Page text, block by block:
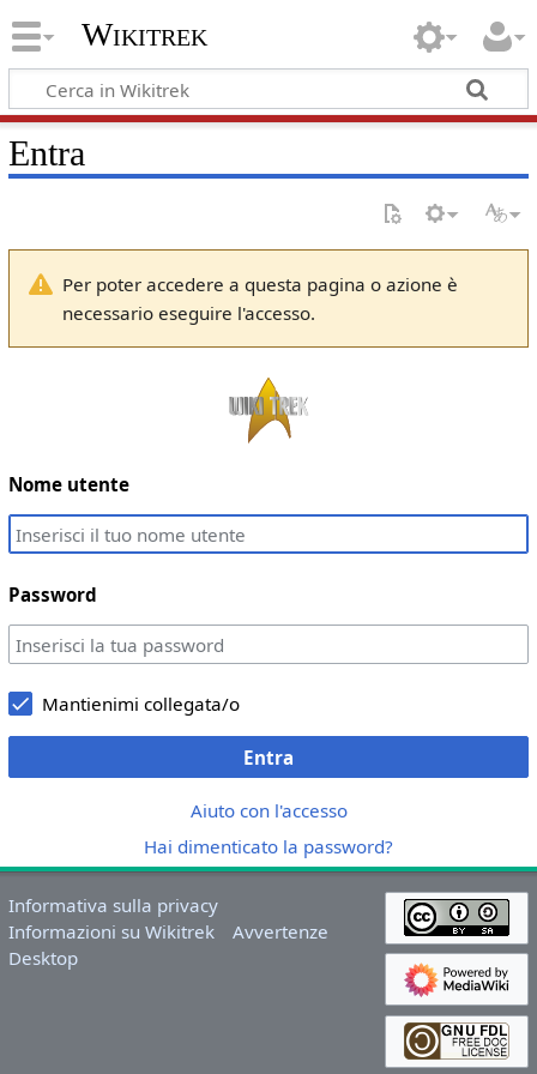
Wikitrek
Entra
Per poter accedere a questa pagina o azione è
necessario eseguire l'accesso.
Nome utente
Password
Mantienimi collegata/o
Entra
Aiuto con l'accesso
Hai dimenticato la password?
Informativa sulla privacy
Informazioni su Wikitrek
Avvertenze
Desktop